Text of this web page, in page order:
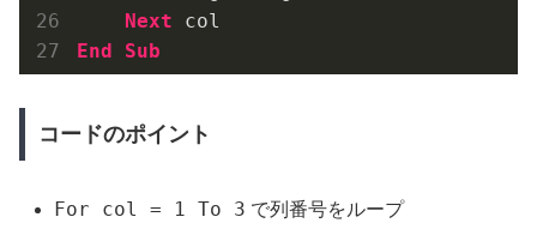
Next
End
Sub
コードのポイント
For col = 1 To 3 で列番号をループ